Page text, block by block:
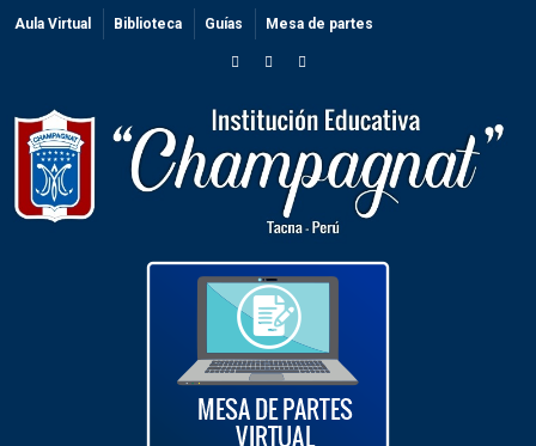
Aula Virtual Biblioteca Guías Mesa de partes